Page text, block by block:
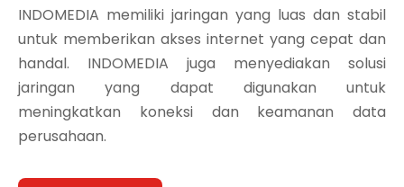
INDOMEDIA memiliki jaringan yang luas dan stabil
untuk memberikan akses internet yang cepat dan
handal. INDOMEDIA juga menyediakan solusi
jaringan yang dapat digunakan untuk
meningkatkan koneksi dan keamanan data
perusahaan.